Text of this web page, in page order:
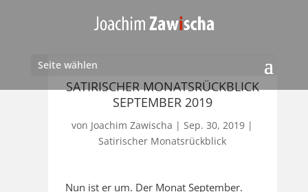
Seite wählen
SATIRISCHER MONATSRÜCKBLICK
SEPTEMBER 2019
von Joachim Zawischa |Sep. 30, 2019 |
Satirischer Monatsrückblick
Nun ist er um. Der Monat September.